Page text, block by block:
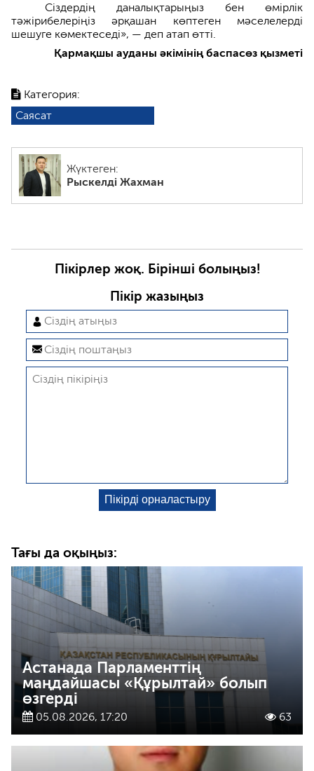
Категория:
Саясат
Жүктеген:
Рыскелді Жахман
Сіздердің даналықтарыңыз бен өмірлік
тәжірибелеріңіз әрқашан көптеген мәселелерді
шешуге көмектеседі», — деп атап өтті.
Қармақшы ауданы әкімінің баспасөз қызметі
Пікірлер жоқ. Бірінші болыңыз!
Пікір жазыңыз
Тағы да оқыңыз:
Астанада Парламенттің
маңдайшасы «Құрылтай» болып
өзгерді
05.08.2026, 17:20 63